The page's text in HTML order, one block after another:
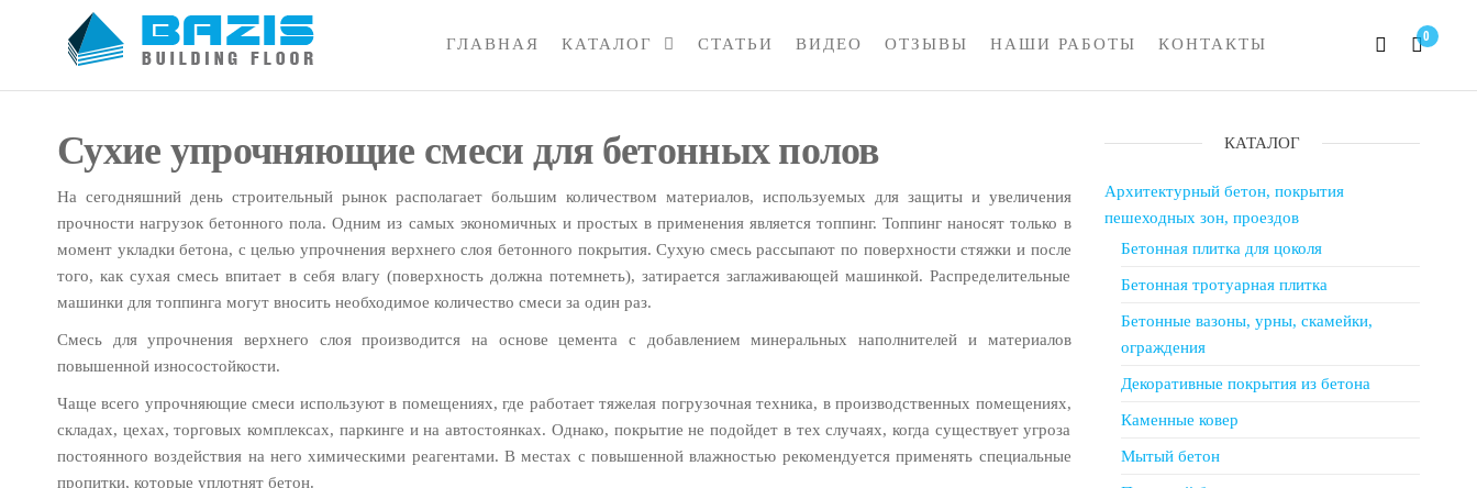
content
0
ГЛАВНАЯ КАТАЛОГ СТАТЬИ ВИДЕО ОТЗЫВЫ НАШИ РАБОТЫ КОНТАКТЫ
Сухие упрочняющие смеси для бетонных полов
На сегодняшний день строительный рынок располагает большим количеством материалов, используемых для защиты и увеличения
прочности нагрузок бетонного пола. Одним из самых экономичных и простых в применения является топпинг. Топпинг наносят только в
момент укладки бетона, с целью упрочнения верхнего слоя бетонного покрытия. Сухую смесь рассыпают по поверхности стяжки и после
того, как сухая смесь впитает в себя влагу (поверхность должна потемнеть), затирается заглаживающей машинкой. Распределительные
машинки для топпинга могут вносить необходимое количество смеси за один раз.
Смесь для упрочнения верхнего слоя производится на основе цемента с добавлением минеральных наполнителей и материалов
повышенной износостойкости.
Чаще всего упрочняющие смеси используют в помещениях, где работает тяжелая погрузочная техника, в производственных помещениях,
складах, цехах, торговых комплексах, паркинге и на автостоянках. Однако, покрытие не подойдет в тех случаях, когда существует угроза
постоянного воздействия на него химическими реагентами. В местах с повышенной влажностью рекомендуется применять специальные
пропитки, которые уплотнят бетон.
КАТАЛОГ
Архитектурный бетон, покрытия
пешеходных зон, проездов
Бетонная плитка для цоколя
Бетонная тротуарная плитка
Бетонные вазоны, урны, скамейки,
ограждения
Декоративные покрытия из бетона
Каменные ковер
Мытый бетон